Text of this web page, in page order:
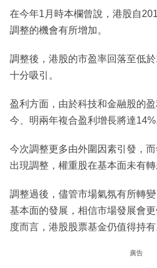
在今年1月時本欄曾說，港股自
調整的機會有所增加。
調整後，港股的市盈率回落至低
十分吸引。
盈利方面，由於科技和金融股的
今、明兩年複合盈利增長將達14%
今次調整更多由外圍因素引發，
出現調整，權重股在基本面未有轉
調整過後，儘管市場氣氛有所轉
基本面的發展，相信市場發展會
度而言，港股股票基金仍值得持有
廣告